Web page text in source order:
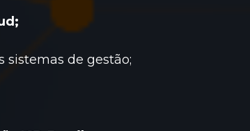
sistemas de gestão;